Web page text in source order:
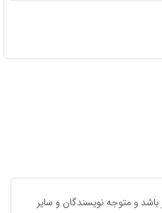
متوجه نویسندگان و سایر